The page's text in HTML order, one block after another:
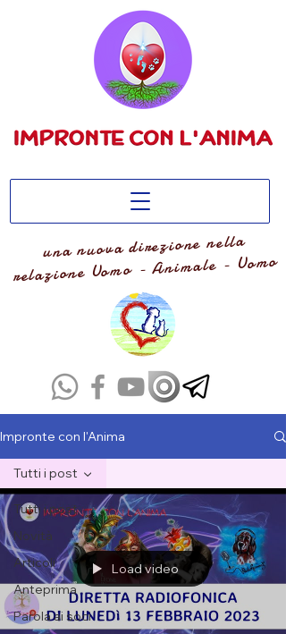
una nuova direzione nella
relazione Uomo - Animale - Uomo
Impronte con l'Anima
Tutti i post
Novità
Articoli
Anteprima
Parola ai soci
Tutti i post
Load video